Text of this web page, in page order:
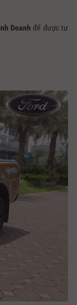
Doanh để được tư